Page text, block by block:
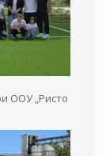
ООУ „Ристо